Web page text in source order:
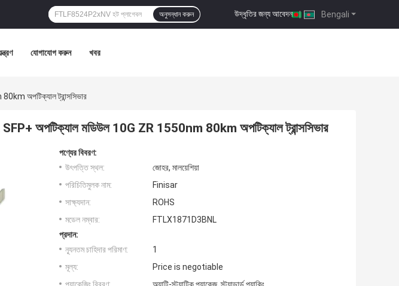
Bengali
উদ্ধৃতির জন্য আবেদন |
অনুসন্ধান করুন
যোগাযোগ করুন খবর
অপটিক্যাল ট্রান্সসিভার
অপটিক্যাল মডিউল 10G ZR 1550nm 80km অপটিক্যাল ট্রান্সসিভার
পণ্যের বিবরণ:
উৎপত্তি স্থল:
জোহর, মালয়েশিয়া
পরিচিতিমুলক নাম:
Finisar
সাক্ষ্যদান:
ROHS
মডেল নম্বার:
FTLX1871D3BNL
প্রদান:
ন্যূনতম চাহিদার পরিমাণ:
1
মূল্য:
Price is negotiable